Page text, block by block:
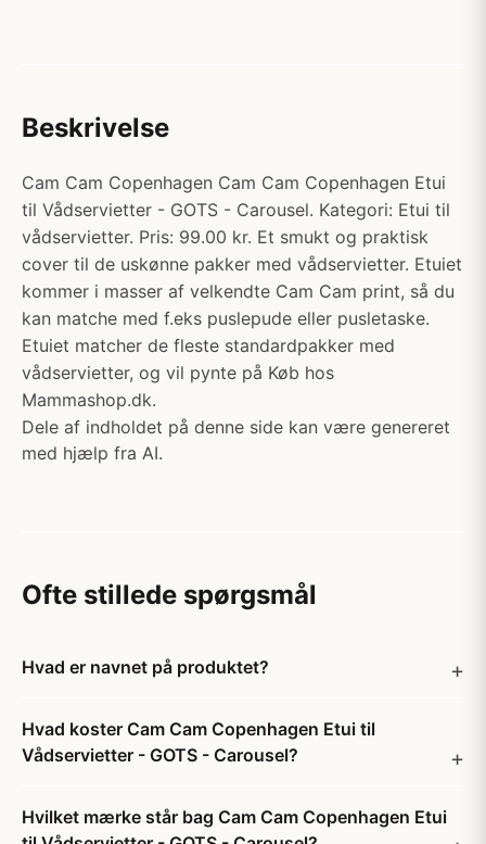
Beskrivelse
Cam Cam Copenhagen Cam Cam Copenhagen Etui
til Vådservietter - GOTS - Carousel. Kategori: Etui til
vådservietter. Pris: 99.00 kr. Et smukt og praktisk
cover til de uskønne pakker med vådservietter. Etuiet
kommer i masser af velkendte Cam Cam print, så du
kan matche med f.eks puslepude eller pusletaske.
Etuiet matcher de fleste standardpakker med
vådservietter, og vil pynte på Køb hos
Mammashop.dk.
Dele af indholdet på denne side kan være genereret
med hjælp fra AI.
Ofte stillede spørgsmål
Hvad er navnet på produktet?
Hvad koster Cam Cam Copenhagen Etui til
Vådservietter - GOTS - Carousel?
Hvilket mærke står bag Cam Cam Copenhagen Etui